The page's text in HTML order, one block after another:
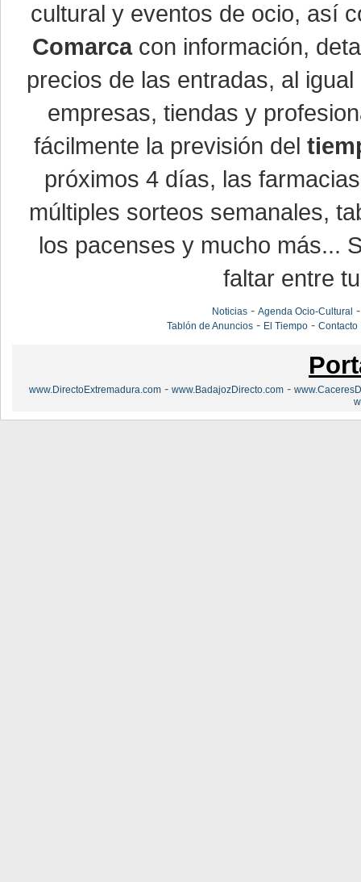
cultural y eventos de ocio, así
Comarcacon información,
precios de las entradas, al
empresas, tiendas y
fácilmente la previsión del
próximos 4 días, las
múltiples sorteos semanales,
los pacenses y mucho más...
faltar entre
Noticias -Agenda Ocio-Cultural
Tablón de Anuncios - El Tiempo -Contacto
www.DirectoExtremadura.com - www.BadajozDirecto.com -